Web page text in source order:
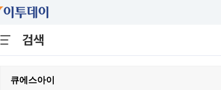
검색